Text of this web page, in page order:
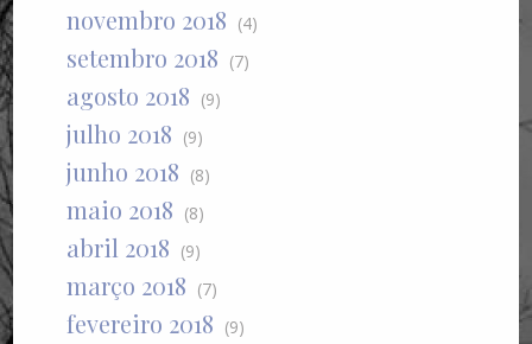
novembro 2018 (4)
setembro 2018 (7)
agosto 2018 (9)
julho 2018 (9)
junho 2018 (8)
maio 2018 (8)
abril 2018 (9)
março 2018 (7)
fevereiro 2018 (9)